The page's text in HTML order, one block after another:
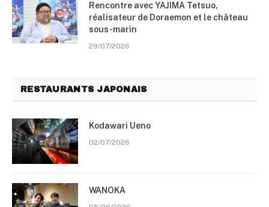
Rencontre avec YAJIMA Tetsuo,
réalisateur de Doraemon et le château
sous-marin
29/07/2026
RESTAURANTS JAPONAIS
Kodawari Ueno
02/07/2026
WANOKA